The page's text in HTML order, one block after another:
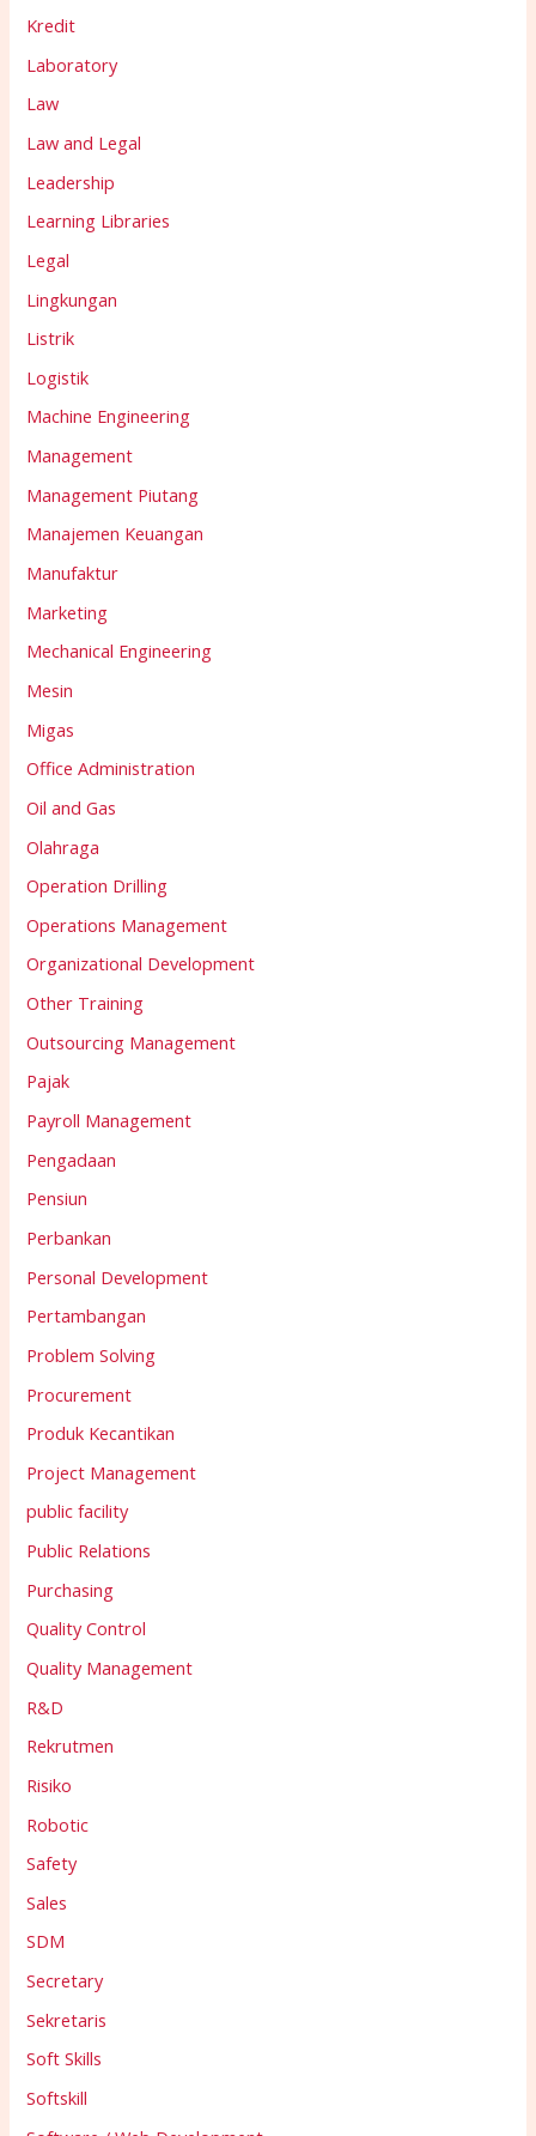
Kredit
Laboratory
Law
Law and Legal
Leadership
Learning Libraries
Legal
Lingkungan
Listrik
Logistik
Machine Engineering
Management
Management Piutang
Manajemen Keuangan
Manufaktur
Marketing
Mechanical Engineering
Mesin
Migas
Office Administration
Oil and Gas
Olahraga
Operation Drilling
Operations Management
Organizational Development
Other Training
Outsourcing Management
Pajak
Payroll Management
Pengadaan
Pensiun
Perbankan
Personal Development
Pertambangan
Problem Solving
Procurement
Produk Kecantikan
Project Management
public facility
Public Relations
Purchasing
Quality Control
Quality Management
R&D
Rekrutmen
Risiko
Robotic
Safety
Sales
SDM
Secretary
Sekretaris
Soft Skills
Softskill